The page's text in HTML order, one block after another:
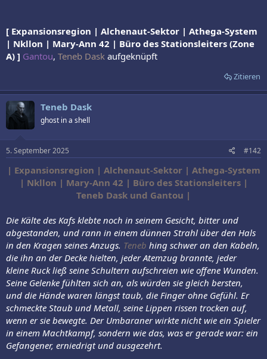
[ Expansionsregion | Alchenaut-Sektor | Athega-System
| Nkllon | Mary-Ann 42 | Büro des Stationsleiters (Zone
A) ] Gantou, Teneb Dask aufgeknüpft
Zitieren
Teneb Dask
ghost in a shell
5. September 2025 #142
| Expansionsregion | Alchenaut-Sektor | Athega-System
| Nkllon | Mary-Ann 42 | Büro des Stationsleiters |
Teneb Dask und Gantou |
Die Kälte des Kafs klebte noch in seinem Gesicht, bitter und
abgestanden, und rann in einem dünnen Strahl über den Hals
in den Kragen seines Anzugs. Teneb hing schwer an den Kabeln,
die ihn an der Decke hielten, jeder Atemzug brannte, jeder
kleine Ruck ließ seine Schultern aufschreien wie offene Wunden.
Seine Gelenke fühlten sich an, als würden sie gleich bersten,
und die Hände waren längst taub, die Finger ohne Gefühl. Er
schmeckte Staub und Metall, seine Lippen rissen trocken auf,
wenn er sie bewegte. Der Umbaraner wirkte nicht wie ein Spieler
in einem Machtkampf, sondern wie das, was er gerade war: ein
Gefangener, erniedrigt und ausgezehrt.